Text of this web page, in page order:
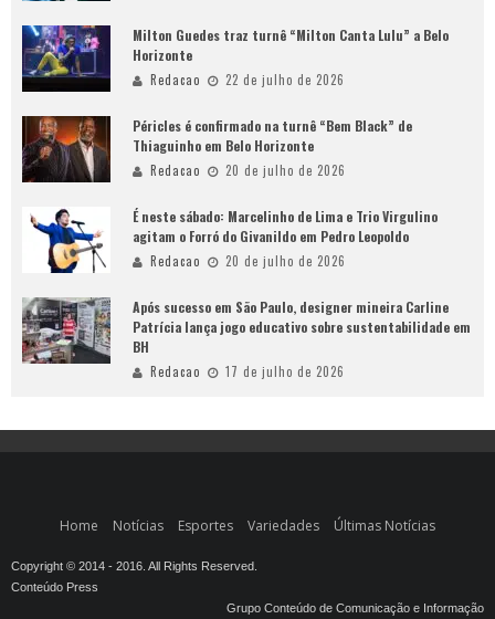
Milton Guedes traz turnê “Milton Canta Lulu” a Belo
Horizonte
Redacao 22 de julho de 2026
Péricles é confirmado na turnê “Bem Black” de
Thiaguinho em Belo Horizonte
Redacao 20 de julho de 2026
É neste sábado: Marcelinho de Lima e Trio Virgulino
agitam o Forró do Givanildo em Pedro Leopoldo
Redacao 20 de julho de 2026
Após sucesso em São Paulo, designer mineira Carline
Patrícia lança jogo educativo sobre sustentabilidade em
BH
Redacao 17 de julho de 2026
Home Notícias Esportes Variedades Últimas Notícias
Copyright © 2014 - 2016. All Rights Reserved.
Conteúdo Press
Grupo Conteúdo de Comunicação e Informação